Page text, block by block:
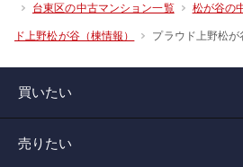
台東区の中古マンション一覧 松が谷の
ド上野松が谷（棟情報） プラウド上野松が
買いたい
売りたい